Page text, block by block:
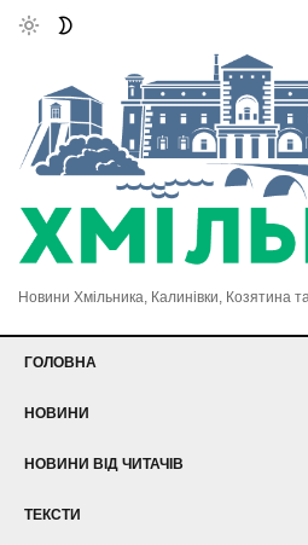
Новини Хмільника, Калинівки, Козятина
ГОЛОВНА
НОВИНИ
НОВИНИ ВІД ЧИТАЧІВ
ТЕКСТИ